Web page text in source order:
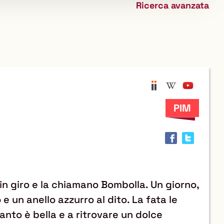
Ricerca avanzata
il
Anobii
giro e la chiamano Bombolla. Un giorno,
un anello azzurro al dito. La fata le
è bella e a ritrovare un dolce